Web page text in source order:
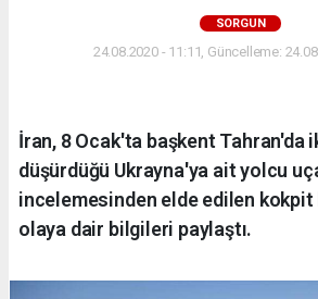
SORGUN
24.08.2020 - 11:11, Güncelleme:
İran, 8 Ocak'ta başkent Tahran'da
düşürdüğü Ukrayna'ya ait yolcu
incelemesinden elde edilen kokpit
olaya dair bilgileri paylaştı.